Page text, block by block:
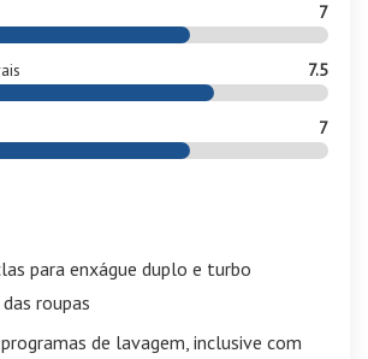
7
7.5
7
para enxágue duplo e turbo
roupas
de lavagem, inclusive com